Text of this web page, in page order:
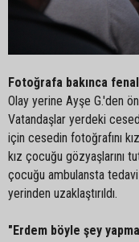
Fotoğrafa bakınca
Olay yerine Ayşe G.'den
Vatandaşlar yerdeki
için cesedin fotoğrafını
kız çocuğu gözyaşlarını
çocuğu ambulansta tedavi
yerinden uzaklaştırıldı.
"Erdem böyle şey